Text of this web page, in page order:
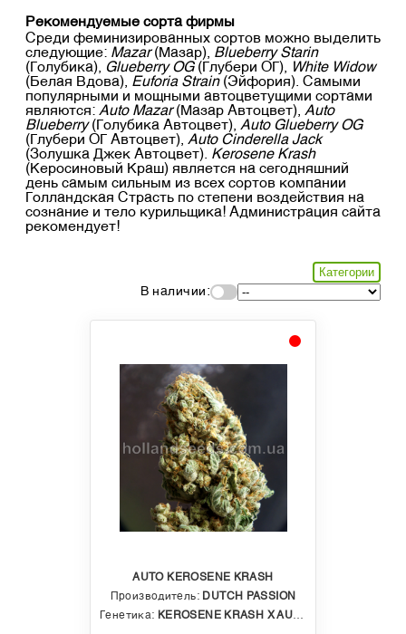
Рекомендуемые сорта фирмы
Среди феминизированных сортов можно выделить
следующие: Mazar(Мазар), Blueberry Starin
(Голубика), Glueberry OG(Глубери ОГ), White Widow
(Белая Вдова), Euforia Strain(Эйфория). Самыми
популярными и мощными автоцветущими сортами
являются: Auto Mazar(Мазар Автоцвет), Auto
Blueberry(Голубика Автоцвет), Auto Glueberry OG
(Глубери ОГ Автоцвет), Auto Cinderella Jack
(Золушка Джек Автоцвет). Kerosene Krash
(Керосиновый Краш) является на сегодняшний
день самым сильным из всех сортов компании
Голландская Страсть по степени воздействия на
сознание и тело курильщика! Администрация сайта
рекомендует!
Категории
В наличии:
AUTO KEROSENE KRASH
Производитель: DUTCH PASSION
Генетика: KEROSENE KRASH X AUTO GLUEBERRY OG